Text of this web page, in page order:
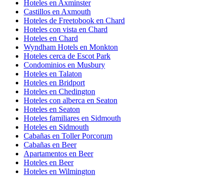
Hoteles en Axminster
Castillos en Axmouth
Hoteles de Freetobook en Chard
Hoteles con vista en Chard
Hoteles en Chard
Wyndham Hotels en Monkton
Hoteles cerca de Escot Park
Condominios en Musbury
Hoteles en Talaton
Hoteles en Bridport
Hoteles en Chedington
Hoteles con alberca en Seaton
Hoteles en Seaton
Hoteles familiares en Sidmouth
Hoteles en Sidmouth
Cabañas en Toller Porcorum
Cabañas en Beer
Apartamentos en Beer
Hoteles en Beer
Hoteles en Wilmington